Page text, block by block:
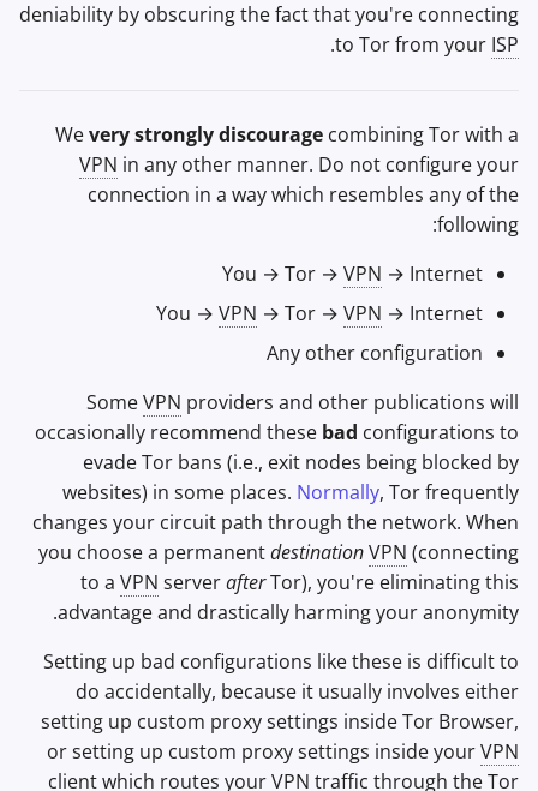
deniability by obscuring the fact that you're connecting
to Tor from your ISP
.
Wevery strongly discourage combining Tor with a
VPN in any other manner. Do not configure your
connection in a way which resembles any of the
following:
You → Tor → VPN → Internet
You → VPN → Tor → VPN → Internet
Any other configuration
SomeVPN providers and other publications will
occasionally recommend these bad configurations to
evade Tor bans (i.e., exit nodes being blocked by
websites) in some places. Normally, Tor frequently
changes your circuit path through the network. When
you choose a permanentdestinationVPN (connecting
to a VPN serverafterTor), you're eliminating this
advantage and drastically harming your anonymity.
Setting up bad configurations like these is difficult to
do accidentally, because it usually involves either
setting up custom proxy settings inside Tor Browser,
or setting up custom proxy settings inside yourVPN
client which routes yourVPN traffic through the Tor